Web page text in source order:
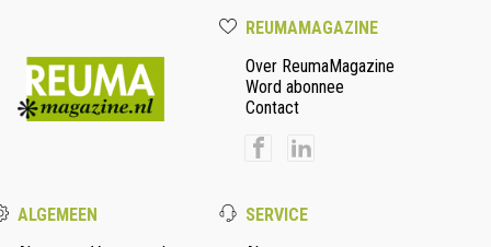
REUMAMAGAZINE
Over ReumaMagazine
Word abonnee
Contact
ALGEMEEN
SERVICE